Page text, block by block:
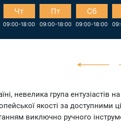
Чт
09:00-18:00
Пт
09:00-18:00
Сб
09:00-18:00
невелика група ентузіастів на
якості за доступними
виключно ручного